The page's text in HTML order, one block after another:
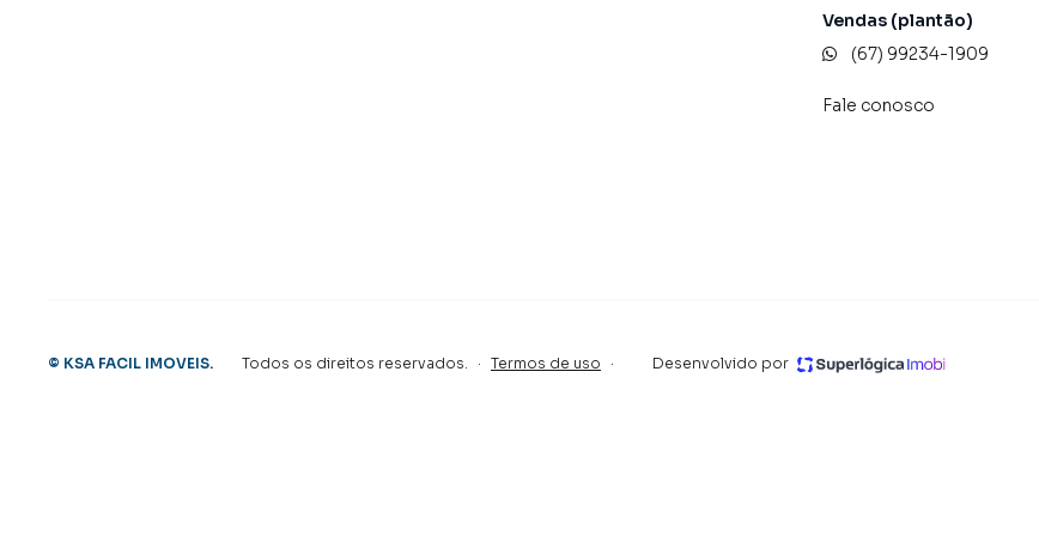
Vendas (plantão)
(67) 99234-1909
Fale conosco
© KSA FACIL IMOVEIS. Todos os direitos reservados. · Termos de uso · Desenvolvido por